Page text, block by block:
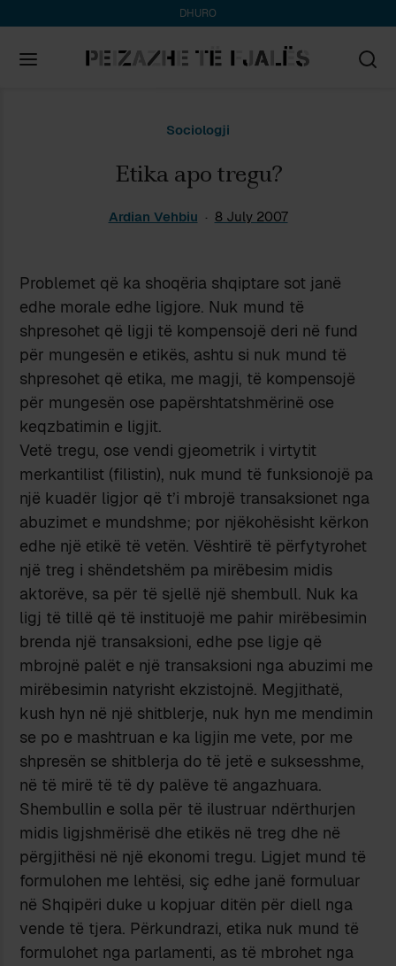
DHURO
Sociologji
Etika apo tregu?
Ardian Vehbiu 8 July 2007
Problemet që ka shoqëria shqiptare sot janë
edhe morale edhe ligjore. Nuk mund të
shpresohet që ligji të kompensojë deri në fund
për mungesën e etikës, ashtu si nuk mund të
shpresohet që etika, me magji, të kompensojë
për mungesën ose papërshtatshmërinë ose
keqzbatimin e ligjit.
Vetë tregu, ose vendi gjeometrik i virtytit
merkantilist (filistin), nuk mund të funksionojë pa
një kuadër ligjor që t’i mbrojë transaksionet nga
abuzimet e mundshme; por njëkohësisht kërkon
edhe një etikë të vetën. Vështirë të përfytyrohet
një treg i shëndetshëm pa mirëbesim midis
aktorëve, sa për të sjellë një shembull. Nuk ka
ligj të tillë që të instituojë me pahir mirëbesimin
brenda një transaksioni, edhe pse ligje që
mbrojnë palët e një transaksioni nga abuzimi me
mirëbesimin natyrisht ekzistojnë. Megjithatë,
kush hyn në një shitblerje, nuk hyn me mendimin
se po e mashtruan e ka ligjin me vete, por me
shpresën se shitblerja do të jetë e suksesshme,
në të mirë të të dy palëve të angazhuara.
Shembullin e solla për të ilustruar ndërthurjen
midis ligjshmërisë dhe etikës në treg dhe në
përgjithësi në një ekonomi tregu. Ligjet mund të
formulohen me lehtësi, siç edhe janë formuluar
në Shqipëri duke u kopjuar ditën për diell nga
vende të tjera. Përkundrazi, etika nuk mund të
formulohet nga parlamenti, as të mbrohet nga